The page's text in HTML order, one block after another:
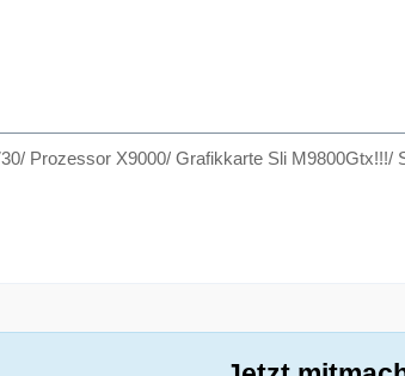
Prozessor X9000/ Grafikkarte Sli